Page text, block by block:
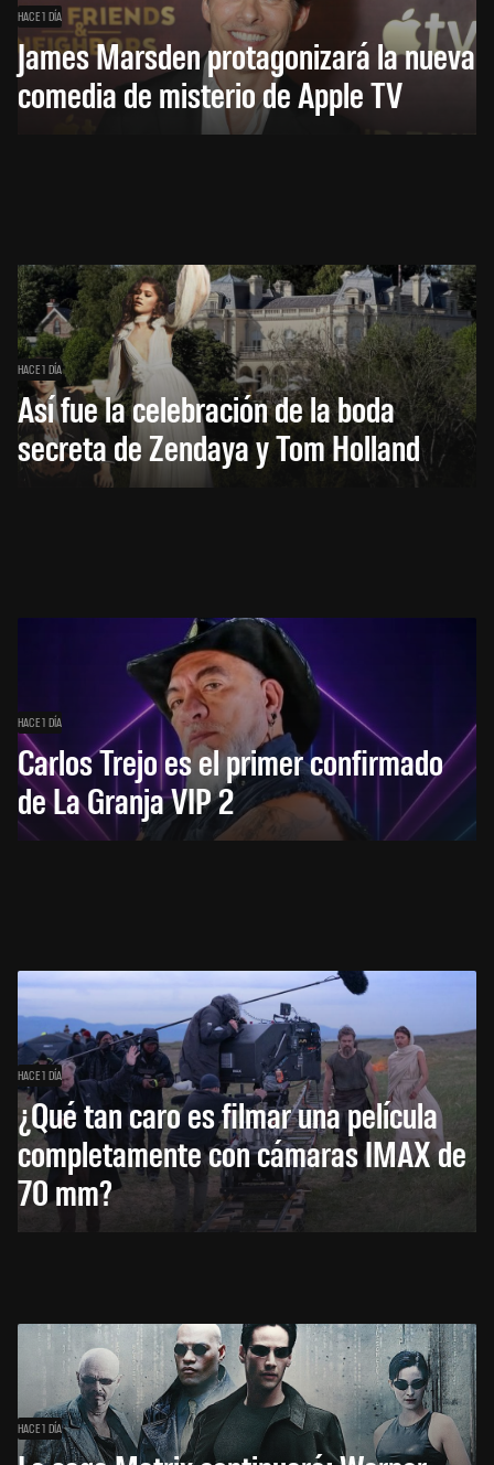
HACE 1 DÍA
James Marsden protagonizará la nueva
comedia de misterio de Apple TV
HACE 1 DÍA
Así fue la celebración de la boda
secreta de Zendaya y Tom Holland
HACE 1 DÍA
Carlos Trejo es el primer confirmado
de La Granja VIP 2
HACE 1 DÍA
¿Qué tan caro es filmar una película
completamente con cámaras IMAX de
70 mm?
HACE 1 DÍA